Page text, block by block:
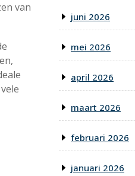
van
juni 2026
mei 2026
april 2026
maart 2026
februari 2026
januari 2026